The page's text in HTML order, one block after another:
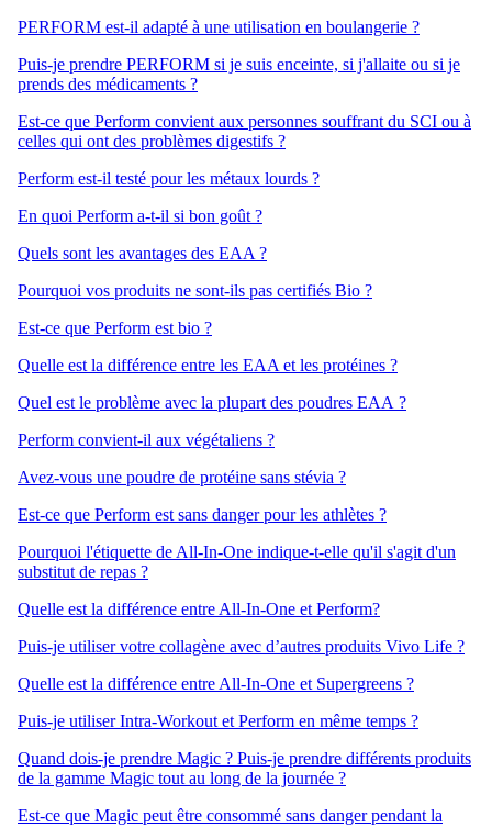
PERFORM est-il adapté à une utilisation en boulangerie ?
Puis-je prendre PERFORM si je suis enceinte, si j'allaite ou si je
prends des médicaments ?
Est-ce que Perform convient aux personnes souffrant du SCI ou à
celles qui ont des problèmes digestifs ?
Perform est-il testé pour les métaux lourds ?
En quoi Perform a-t-il si bon goût ?
Quels sont les avantages des EAA ?
Pourquoi vos produits ne sont-ils pas certifiés Bio ?
Est-ce que Perform est bio ?
Quelle est la différence entre les EAA et les protéines ?
Quel est le problème avec la plupart des poudres EAA ?
Perform convient-il aux végétaliens ?
Avez-vous une poudre de protéine sans stévia ?
Est-ce que Perform est sans danger pour les athlètes ?
Pourquoi l'étiquette de All-In-One indique-t-elle qu'il s'agit d'un
substitut de repas ?
Quelle est la différence entre All-In-One et Perform?
Puis-je utiliser votre collagène avec d’autres produits Vivo Life ?
Quelle est la différence entre All-In-One et Supergreens ?
Puis-je utiliser Intra-Workout et Perform en même temps ?
Quand dois-je prendre Magic ? Puis-je prendre différents produits
de la gamme Magic tout au long de la journée ?
Est-ce que Magic peut être consommé sans danger pendant la